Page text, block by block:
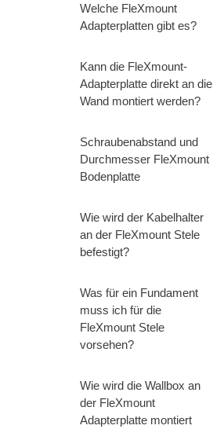
Welche FleXmount
Adapterplatten gibt es?
Kann die FleXmount-
Adapterplatte direkt an die
Wand montiert werden?
Schraubenabstand und
Durchmesser FleXmount
Bodenplatte
Wie wird der Kabelhalter
an der FleXmount Stele
befestigt?
Was für ein Fundament
muss ich für die
FleXmount Stele
vorsehen?
Wie wird die Wallbox an
der FleXmount
Adapterplatte montiert